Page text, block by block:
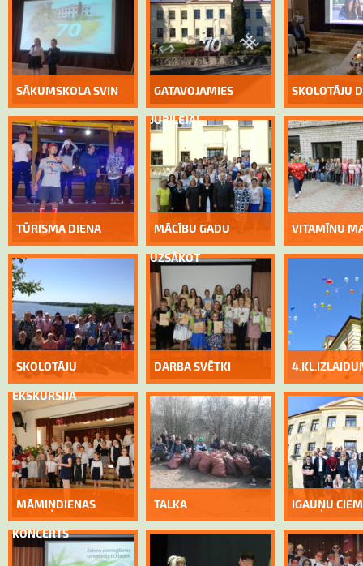
SĀKUMSKOLA SVIN GATAVOJAMIES
JUBILEJAI
SKOLOTĀJU
TŪRISMA DIENA MĀCĪBU GADU
UZSĀKOT
VITAMĪNU
SKOLOTĀJU
EKSKURSIJA
DARBA SVĒTKI
MĀMIŅDIENAS
KONCERTS
TALKA IGAUŅU